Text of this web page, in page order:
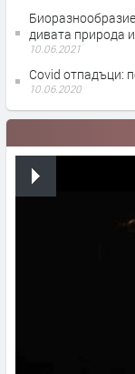
дивата природа
10.06.2021
Covid отпадъци:
10.06.2020